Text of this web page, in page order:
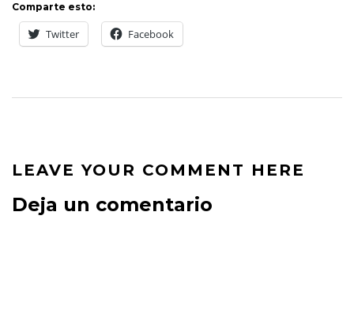
Comparte esto:
Twitter Facebook
LEAVE YOUR COMMENT HERE
Deja un comentario